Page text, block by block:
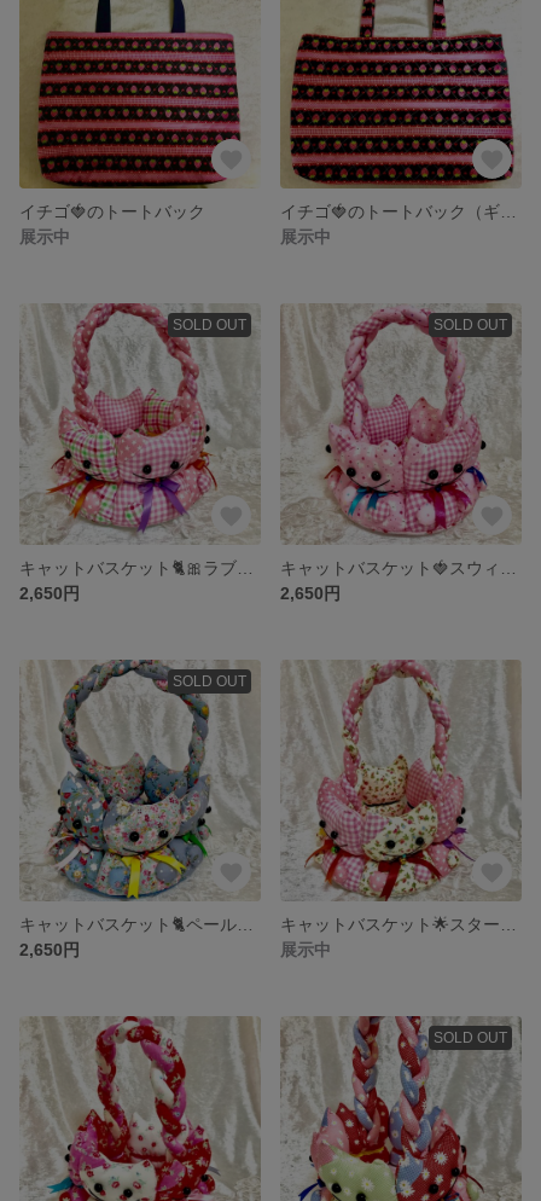
イチゴ🍓のトートバック
展示中
展示中
SOLD OUT
2,650円
SOLD OUT
2,650円
SOLD OUT
2,650円
展示中
SOLD OUT